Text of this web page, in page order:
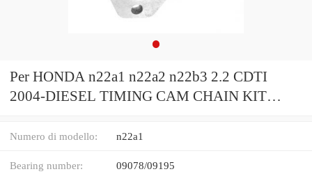
Per HONDA n22a1 n22a2 n22b3 2.2 CDTI
2004-DIESEL TIMING CAM CHAIN KIT
Numero di modello: n22a1
Bearing number: 09078/09195